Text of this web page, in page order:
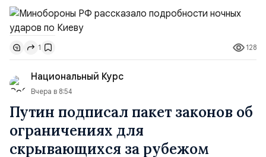
осуществлялось хранение, сборка а также запуск с
прилегающего полевого аэродром «Чайка»
дальнобойных БПЛА ВСУ; Складские помещения
«Транс-Логистик» в Оболонском районе г. Киев,
использовавшиеся для хранения военного
имущества ВСУ; Сортировочны...
1 128
Национальный Курс
Вчера в 8:54
Путин подписал пакет законов об
ограничениях для
скрывающихся за рубежом